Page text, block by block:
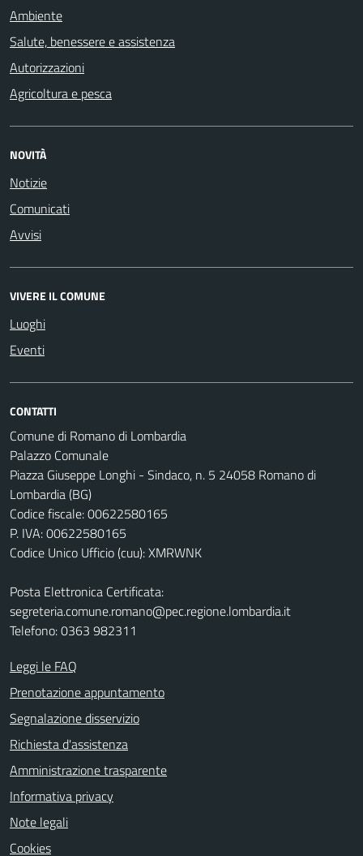
Ambiente
Salute, benessere e assistenza
Autorizzazioni
Agricoltura e pesca
NOVITÀ
Notizie
Comunicati
Avvisi
VIVERE IL COMUNE
Luoghi
Eventi
CONTATTI
Comune di Romano di Lombardia
Palazzo Comunale
Piazza Giuseppe Longhi - Sindaco, n. 5 24058 Romano di
Lombardia (BG)
Codice fiscale: 00622580165
P. IVA: 00622580165
Codice Unico Ufficio (cuu): XMRWNK
Posta Elettronica Certificata:
segreteria.comune.romano@pec.regione.lombardia.it
Telefono: 0363 982311
Leggi le FAQ
Prenotazione appuntamento
Segnalazione disservizio
Richiesta d'assistenza
Amministrazione trasparente
Informativa privacy
Note legali
Cookies